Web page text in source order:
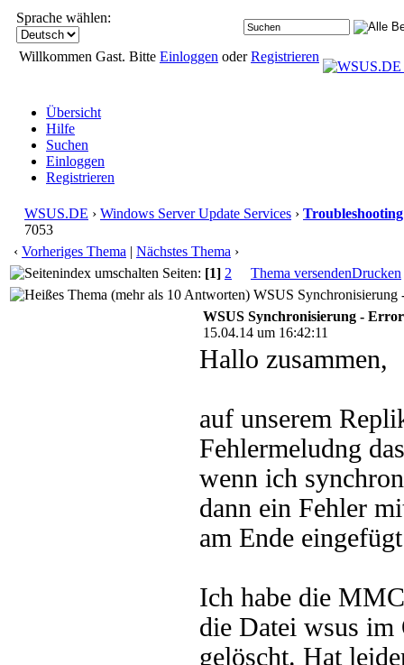
Sprache wählen:
Willkommen Gast. Bitte Einloggen oderRegistrieren
Übersicht
Hilfe
Suchen
Einloggen
Registrieren
WSUS.DE › Windows Server Update Services › Troubleshooting
7053
‹ Vorheriges Thema | Nächstes Thema ›
Seiten: [1] 2 Thema versendenDrucken
WSUS Synchronisierung
WSUS Synchronisierung -
15.04.14 um 16:42:11
Hallo zusammen,
auf unserem
Fehlermeludng
wenn ich
dann ein Fehler
am Ende
Ich habe die
die Datei wsus
gelöscht. Hat